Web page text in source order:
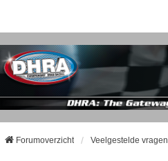
Forumoverzicht Veelgestelde vragen